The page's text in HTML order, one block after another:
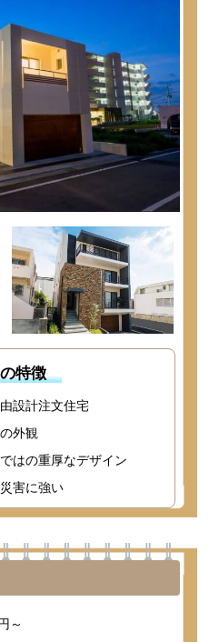
特徴
設計注文住宅
外観
はの重厚なデザイン
害に強い
～